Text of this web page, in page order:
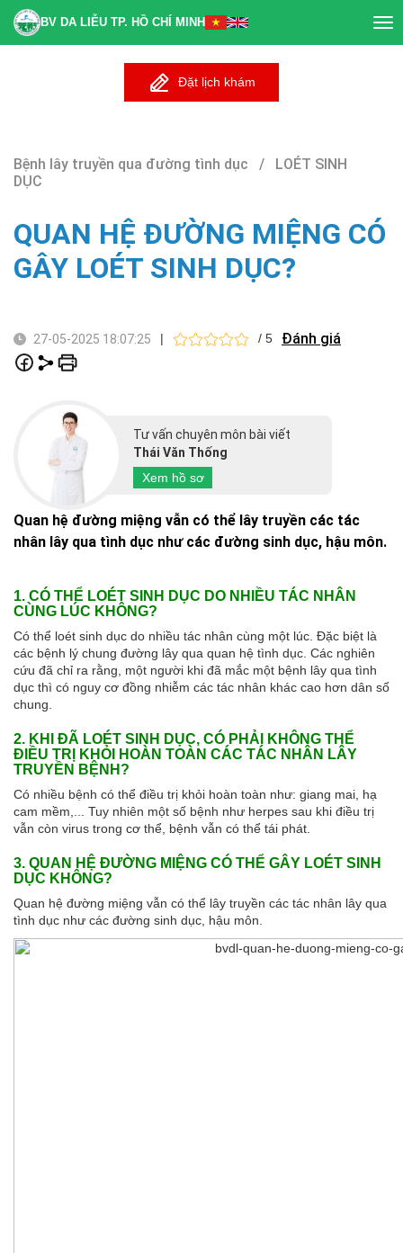
BV DA LIỄU TP. HỒ CHÍ MINH
Đặt lịch khám
Bệnh lây truyền qua đường tình dục / LOÉT SINH
DỤC
QUAN HỆ ĐƯỜNG MIỆNG CÓ
GÂY LOÉT SINH DỤC?
27-05-2025 18:07:25 | / 5 Đánh giá
Tư vấn chuyên môn bài viết
Thái Văn Thống
Xem hồ sơ
Quan hệ đường miệng vẫn có thể lây truyền các tác
nhân lây qua tình dục như các đường sinh dục, hậu môn.
1. CÓ THỂ LOÉT SINH DỤC DO NHIỀU TÁC NHÂN
CÙNG LÚC KHÔNG?
Có thể loét sinh dục do nhiều tác nhân cùng một lúc. Đặc biệt là
các bệnh lý chung đường lây qua quan hệ tình dục. Các nghiên
cứu đã chỉ ra rằng, một người khi đã mắc một bệnh lây qua tình
dục thì có nguy cơ đồng nhiễm các tác nhân khác cao hơn dân số
chung.
2. KHI ĐÃ LOÉT SINH DỤC, CÓ PHẢI KHÔNG THỂ
ĐIỀU TRỊ KHỎI HOÀN TOÀN CÁC TÁC NHÂN LÂY
TRUYỀN BỆNH?
Có nhiều bệnh có thể điều trị khỏi hoàn toàn như: giang mai, hạ
cam mềm,... Tuy nhiên một số bệnh như herpes sau khi điều trị
vẫn còn virus trong cơ thể, bệnh vẫn có thể tái phát.
3. QUAN HỆ ĐƯỜNG MIỆNG CÓ THỂ GÂY LOÉT SINH
DỤC KHÔNG?
Quan hệ đường miệng vẫn có thể lây truyền các tác nhân lây qua
tình dục như các đường sinh dục, hậu môn.